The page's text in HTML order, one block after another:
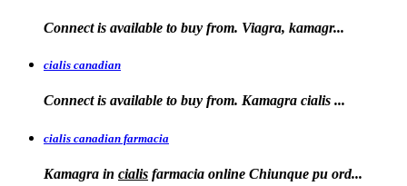
Connect is available to buy from. Viagra, kamagr...
cialis canadian
Connect is available to buy from. Kamagra cialis ...
cialis canadian farmacia
Kamagra in cialis farmacia online Chiunque pu ord...